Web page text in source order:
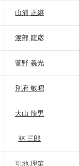
山浦 正継
渡部 龍彦
菅野 義光
別府 敏昭
大山 龍男
林 三郎
引地 理策